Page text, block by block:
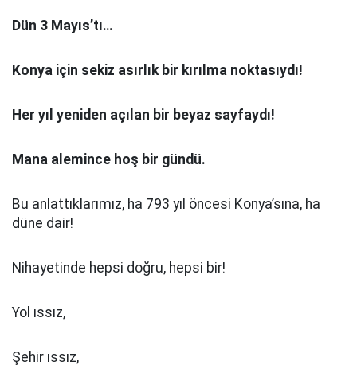
Dün 3 Mayıs’tı…
Konya için sekiz asırlık bir kırılma noktasıydı!
Her yıl yeniden açılan bir beyaz sayfaydı!
Mana alemince hoş bir gündü.
Bu anlattıklarımız, ha 793 yıl öncesi Konya’sına, ha
düne dair!
Nihayetinde hepsi doğru, hepsi bir!
Yol ıssız,
Şehir ıssız,